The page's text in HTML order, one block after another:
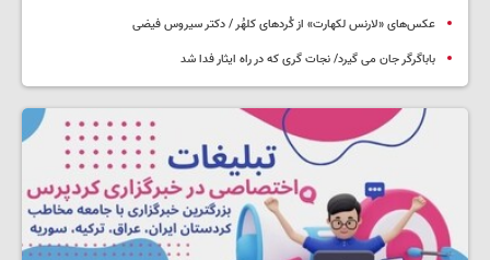
عکس‌های «لارنس لکهارت» از کُردهای کلهُر / دکتر سیروس فیضی
باباگرگر جان می گیرد/ نجات گری که در راه ایثار فدا شد